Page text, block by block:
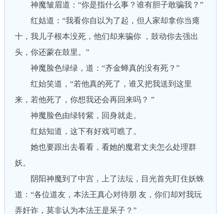
神魔皱眉道：“你是指什么事？谁有胆子敢骗我？”
红姑道：“我看你自以为了起，但人家却拿你当瘪
十，我儿子根本没死，他们却来骗你 ，鼓动你去强出
头，你还蒙在鼓里。”
神魔脸色绿绿，道：“齐金蝉真的没有死？”
红始笑道，“若他真的死了，谁又把我送到这里
来，若他死了，你想我还会再回来吗？ ”
神魔脸色由绿转紫，回身就走。
红姑知道，这下有好戏可瞧了。
她也要跟出去看看，看她的魔君丈夫怎么处理群
妖。
阴阳神魔到了中宫，上了法坛，目光首先盯住妖蛛
道：“各位道友，本法王真心对待朋 友，你们却对我玩
弄奸诈，莫非认为本法王是呆子？”